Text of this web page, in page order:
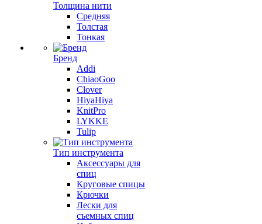
Толщина нити
Средняя
Толстая
Тонкая
Бренд
Addi
ChiaoGoo
Clover
HiyaHiya
KnitPro
LYKKE
Tulip
Тип инструмента
Аксессуары для
спиц
Круговые спицы
Крючки
Лески для
съемных спиц